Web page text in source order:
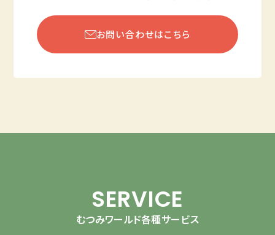
お問い合わせはこちら
SERVICE
むつみワールド各種サービス